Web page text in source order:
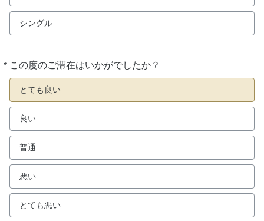
シングル
* この度のご滞在はいかがでしたか？
必
須
とても良い
良い
普通
悪い
とても悪い